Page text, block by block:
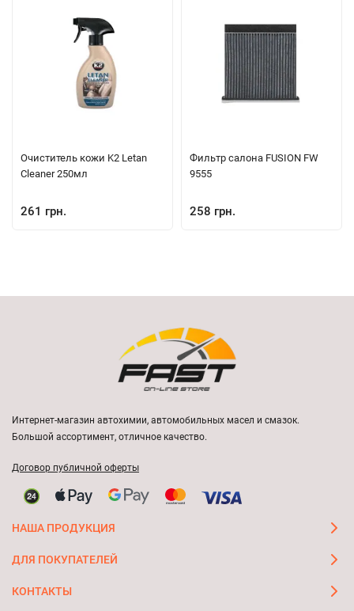
Очиститель кожи K2 Letan
Cleaner 250мл
261 грн.
Фильтр салона FUSION FW
9555
258 грн.
Интернет-магазин автохимии, автомобильных масел и смазок.
Большой ассортимент, отличное качество.
Договор публичной оферты
НАША ПРОДУКЦИЯ
ДЛЯ ПОКУПАТЕЛЕЙ
КОНТАКТЫ